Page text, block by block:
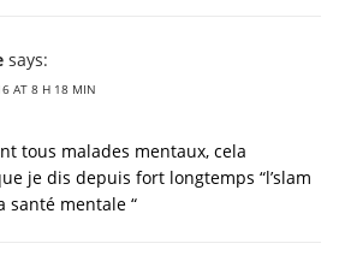
says:
AT 8 H 18 MIN
tous malades mentaux, cela
je dis depuis fort longtemps “l’slam
santé mentale “